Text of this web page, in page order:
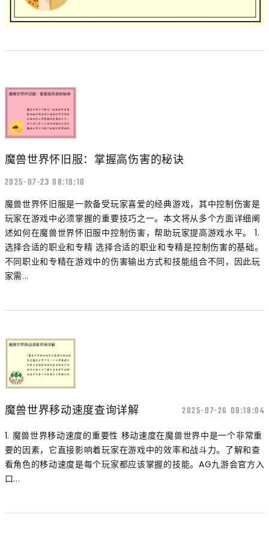
魔兽世界怀旧服：掌握高伤害的秘诀
2025-07-23 08:19:10
魔兽世界怀旧服是一款备受玩家喜爱的经典游戏，其中控制伤害是
玩家在游戏中必须掌握的重要技巧之一。本文将从多个方面详细阐
述如何在魔兽世界怀旧服中控制伤害，帮助玩家提高游戏水平。 1.
选择合适的职业和专精 选择合适的职业和专精是控制伤害的基础。
不同职业和专精在游戏中的伤害输出方式和技能组合不同，因此玩
家需...
魔兽世界移动速度查询详解 2025-07-26 08:18:04
1. 魔兽世界移动速度的重要性 移动速度在魔兽世界中是一个非常重
要的因素，它直接影响着玩家在游戏中的效率和战斗力。了解和查
看角色的移动速度是每个玩家都应该掌握的技能。AG九游会官方入
口...